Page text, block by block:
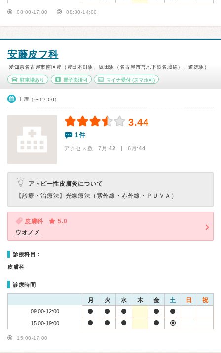
08:00-17:00 08:30-14:00
安藤皮フ科
愛知県名古屋市南区豊（豊田本町駅、堀田駅（名古屋市営地下鉄名城線）、道徳駅）
駐車場あり 電子決済可 マイナ受付 (スマホ可)
土曜（〜17:00）
3.44
1件
アクセス数 7月:42 | 6月:44
アトピー性皮膚炎について
【診療・治療法】 光線療法（紫外線・赤外線・ＰＵＶＡ）
皮膚科
5.0
ウオノメ
診療科目：
皮膚科
診療時間
月 火 水 木 金 土 日 祝
09:00-12:00
15:00-19:00
15:00-17:00